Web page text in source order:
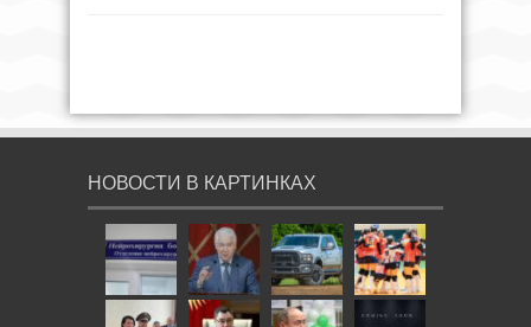
НОВОСТИ В КАРТИНКАХ